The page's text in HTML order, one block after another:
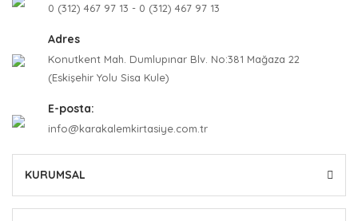
0 (312) 467 97 13 - 0 (312) 467 97 13
Adres
Konutkent Mah. Dumlupınar Blv. No:381 Mağaza 22
(Eskişehir Yolu Sisa Kule)
E-posta:
info@karakalemkirtasiye.com.tr
KURUMSAL